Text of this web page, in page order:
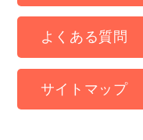
よくある質問
サイトマップ